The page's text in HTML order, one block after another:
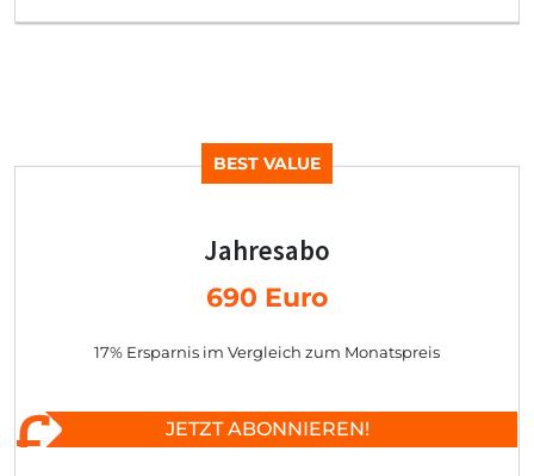
BEST VALUE
Jahresabo
690 Euro
17% Ersparnis im Vergleich zum Monatspreis
JETZT ABONNIEREN!